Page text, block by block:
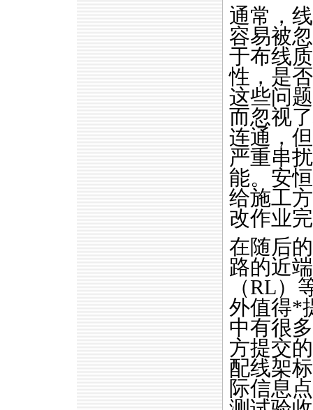
通常，
容易被
于布线
性，是
这些问
而忽视
连通，
严重串
能。安
给施工
改作业
在随后
路的近
（RL
外值得*
中有很
方提交
配线架
际信息